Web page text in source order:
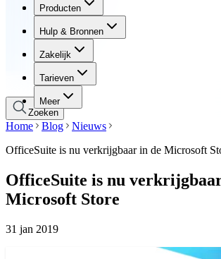
Producten
Hulp & Bronnen
Zakelijk
Tarieven
Meer
Producten
Hulp & Bronnen
Zakelijk
Tarieven
Zoeken
Home Blog
Nieuws
OfficeSuite is nu verkrijgbaar in de Microsoft
OfficeSuite is nu
Microsoft Store
31 jan 2019